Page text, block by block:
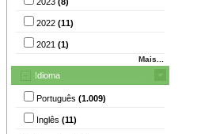
2022 (11)
2021 (1)
Mais...
Idioma
Português (1.009)
Inglês (11)